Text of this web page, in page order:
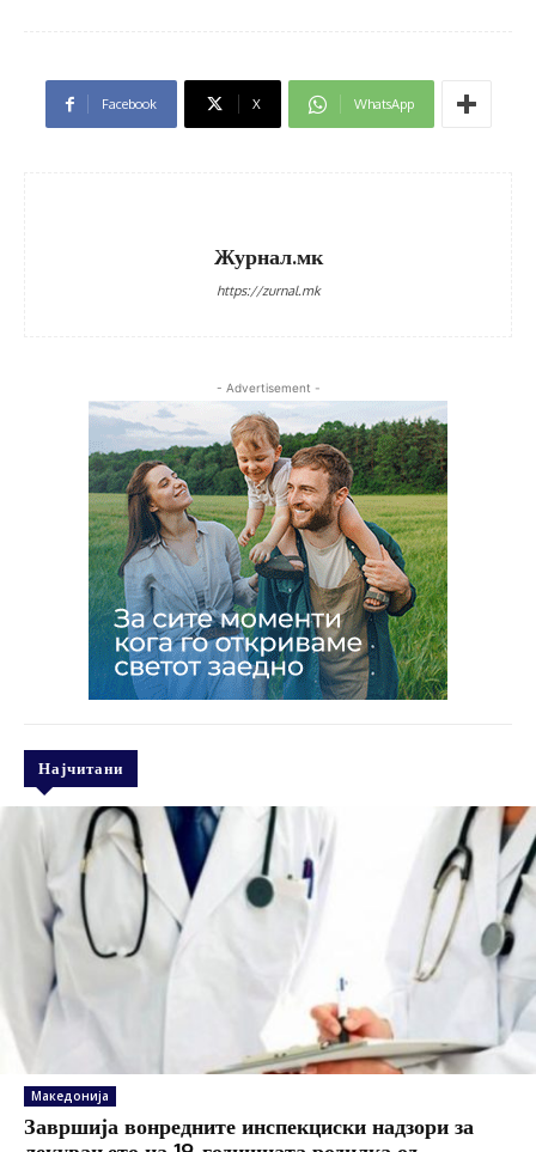
Facebook X WhatsApp
Журнал.мк
https://zurnal.mk
- Advertisement -
Најчитани
Македонија
Завршија вонредните инспекциски надзори за